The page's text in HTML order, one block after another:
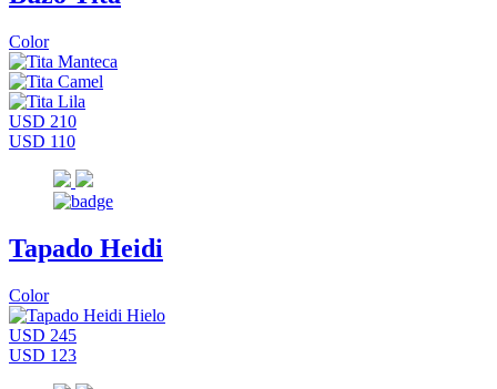
Color
USD 210
USD 110
Tapado Heidi
Color
USD 245
USD 123